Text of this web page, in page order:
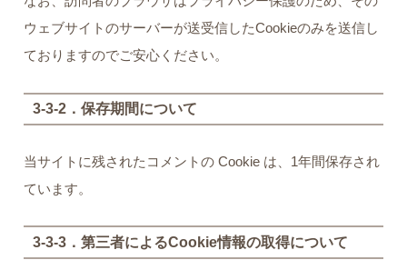
ウェブサイトのサーバーが送受信したCookieのみを送信し
ておりますのでご安心ください。
3-3-2．保存期間について
当サイトに残されたコメントの Cookie は、1年間保存され
ています。
3-3-3．第三者によるCookie情報の取得について